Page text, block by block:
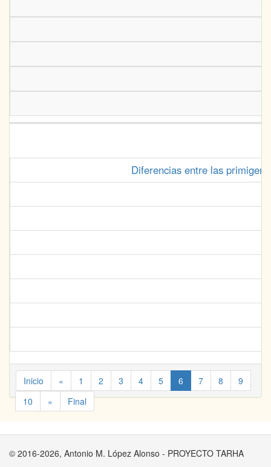
Diferencias entre las
Inicio « 1 2 3 4 5 6 7 8
9
10
» Final
© 2016-2026, Antonio M. López Alonso - PROYECTO TARHA